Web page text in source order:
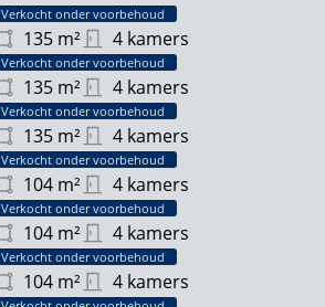
Verkocht onder voorbehoud
135 m² 4 kamers
Verkocht onder voorbehoud
135 m² 4 kamers
Verkocht onder voorbehoud
135 m² 4 kamers
Verkocht onder voorbehoud
104 m² 4 kamers
Verkocht onder voorbehoud
104 m² 4 kamers
Verkocht onder voorbehoud
104 m² 4 kamers